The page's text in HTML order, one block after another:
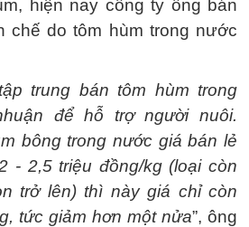
hiện nay công ty ông bán
chế do tôm hùm trong nước
trung bán tôm hùm trong
để hỗ trợ người nuôi.
bông trong nước giá bán lẻ
- 2,5 triệu đồng/kg (loại còn
trở lên) thì này giá chỉ còn
tức giảm hơn một nửa”, ông